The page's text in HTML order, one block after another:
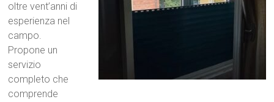
oltre vent’anni di
esperienza nel
campo.
Propone un
servizio
completo che
comprende